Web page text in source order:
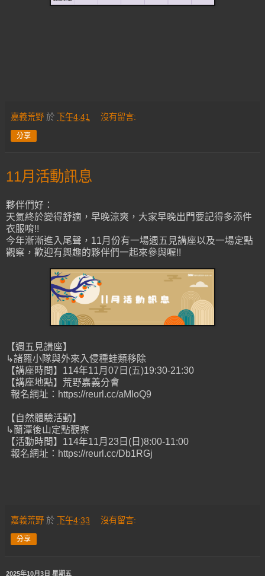
嘉義荒野 於 下午4:41 沒有留言:
分享
11月活動訊息
夥伴們好：
天氣終於變得舒適，早晚涼爽，大家早晚出門要記得多添件
衣服唷!!
今年漸漸進入尾聲，11月份有一場週五見講座以及一場定點
觀察，歡迎有興趣的夥伴們一起來參與喔!!
【週五見講座】
↳諸羅小隊與外來入侵種蛙類移除
【講座時間】114年11月07日(五)19:30-21:30
【講座地點】荒野嘉義分會
報名網址：https://reurl.cc/aMloQ9
【自然體驗活動】
↳蘭潭後山定點觀察
【活動時間】114年11月23日(日)8:00-11:00
報名網址：https://reurl.cc/Db1RGj
嘉義荒野 於 下午4:33 沒有留言:
分享
2025年10月3日 星期五